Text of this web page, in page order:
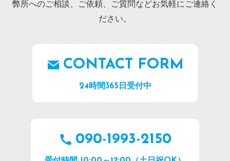
弊所へのご相談、ご依頼、ご質問などお気軽にご連絡く
ださい。
CONTACT FORM
24時間365日受付中
090-1993-2150